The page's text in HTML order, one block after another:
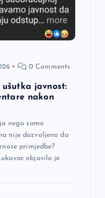
0 Comments
ušutka javnost:
nakon
nego samo
nije dozvoljeno da
primjedbe?
objavilo je